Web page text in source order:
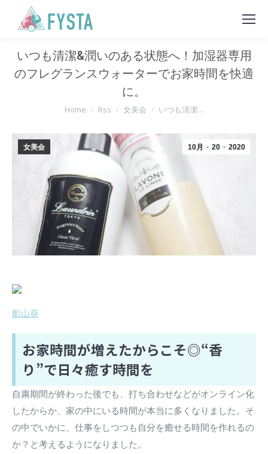
いつも清潔&潤いのある状態へ！加湿器専用
のフレグランスウォーターでお家時間を快適
に。
You are here:
Home Rss 女美会 いつも清潔…
10月 20 2020
女美会
船山葵
お家時間が増えたからこそ◎“香
り”で日々癒す時間を
自粛期間が終わった後でも、打ち合わせなどがオンライン化
したからか、家の中にいる時間が本当に多くなりました。そ
の中でいかに、仕事をしつつも自分を癒せる時間を作れるの
か？と考えるようになりました。